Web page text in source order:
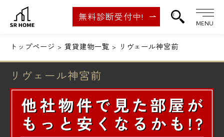
無料診断受付中!
MENU
トップページ 賃貸建物一覧 リヴェール神宮前
リヴェール神宮前